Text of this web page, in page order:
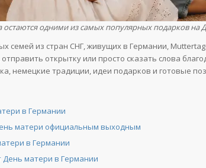
остаются одними из самых популярных подарков на
семей из стран СНГ, живущих в Германии,
открытку или просто сказать слова
немецкие традиции, идеи подарков и готовые
в Германии
матери официальным выходным
в Германии
матери в Германии